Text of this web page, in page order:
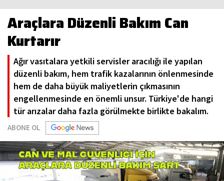
Araçlara Düzenli Bakım Can
Kurtarır
Ağır vasıtalara yetkili servisler aracılığı ile yapılan
düzenli bakım, hem trafik kazalarının önlenmesinde
hem de daha büyük maliyetlerin çıkmasının
engellenmesinde en önemli unsur. Türkiye'de hangi
tür arızalar daha fazla görülmekte birlikte bakalım.
ABONE OL